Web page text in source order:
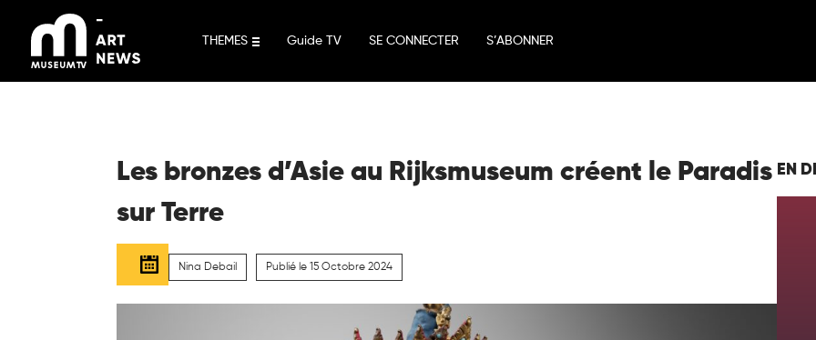
contenu
THEMES Guide TV SE CONNECTER S’ABONNER
Les bronzes d’Asie au Rijksmuseum créent le Paradis
sur Terre
Nina Debail Publié le 15 Octobre 2024
EN